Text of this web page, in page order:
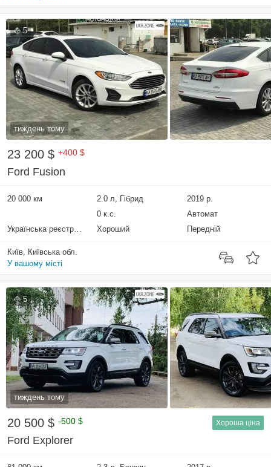
5
тиждень тому
23 200 $ +400 $
Ford Fusion
20 000 км 2.0 л, Гібрид
2019 р.
0 к.с.
Автомат
Українська реєстрація
Хороший Передній
Київ, Київська обл.
У вашому місті
5
тиждень тому
20 500 $ -500 $ Хороша ціна
Ford Explorer